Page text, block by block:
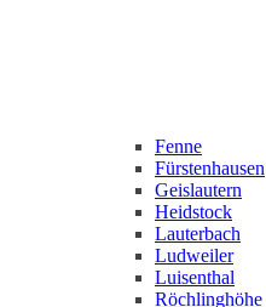
Fenne
Fürstenhausen
Geislautern
Heidstock
Lauterbach
Ludweiler
Luisenthal
Röchlinghöhe